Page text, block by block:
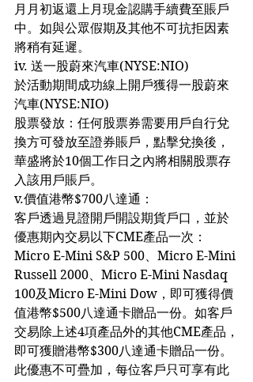
月月初返還上月現金認購手續費至賬戶
中。如與公眾假期及其他不可抗拒因素
將稍有延遲。
iv. 送一股蔚來汽車(NYSE:NIO)
於活動期間成功線上開戶獲得一股蔚來
汽車(NYSE:NIO)
股票發放：任何股票券需要用戶自行兌
換方可發放至證券賬戶，點擊兌換後，
華盛將於10個工作日之內將相關股票存
入該用戶賬戶。
v.價值港幣$700八達通：
客戶透過見證開戶開設期貨戶口，並於
優惠期內交易以下CME產品一次：
Micro E-Mini S&P 500、Micro E-Mini
Russell 2000、Micro E-Mini Nasdaq
100及Micro E-Mini Dow，即可獲得價
值港幣$500八達通卡贈品一份。如客戶
交易除上述4項產品外的其他CME產品，
即可獲贈港幣$300八達通卡贈品一份。
此優惠不可疊加，每位客戶只可享有此